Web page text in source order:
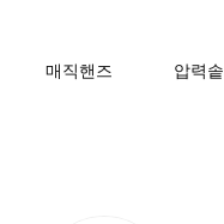
매직핸즈 압력솥